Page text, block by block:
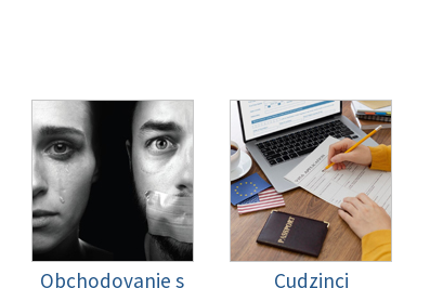
Obchodovanie s
Cudzinci